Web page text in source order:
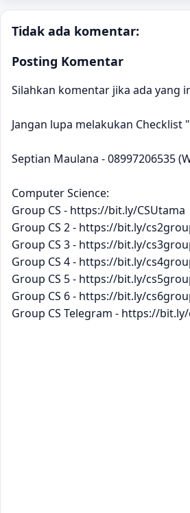
Tidak ada komentar:
Posting Komentar
Silahkan komentar jika ada yang
Jangan lupa melakukan
Septian Maulana - 08997206535
Computer Science:
Group CS - https://bit.ly/CSUtama
Group CS 2 - https://bit.ly/
Group CS 3 - https://bit.ly/
Group CS 4 - https://bit.ly/
Group CS 5 - https://bit.ly/
Group CS 6 - https://bit.ly/
Group CS Telegram - https://